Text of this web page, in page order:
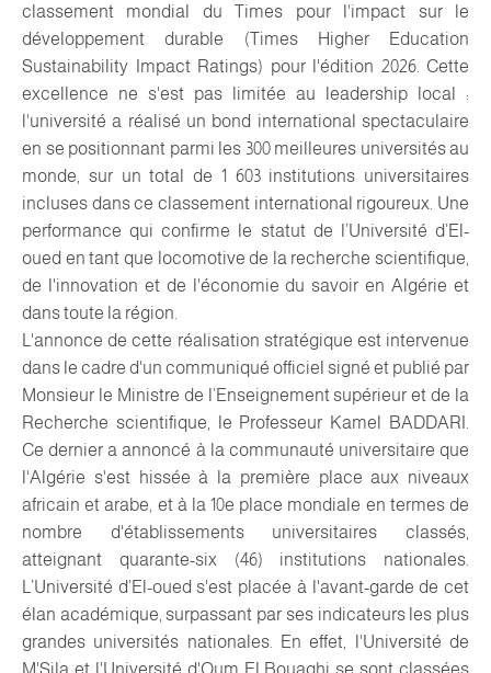
classement mondial du Times pour l'impact sur le
développement durable (Times Higher Education
Sustainability Impact Ratings) pour l'édition 2026. Cette
excellence ne s'est pas limitée au leadership local :
l'université a réalisé un bond international spectaculaire
en se positionnant parmi les 300 meilleures universités au
monde, sur un total de 1 603 institutions universitaires
incluses dans ce classement international rigoureux. Une
performance qui confirme le statut de l’Université d’El-
oued en tant que locomotive de la recherche scientifique,
de l'innovation et de l'économie du savoir en Algérie et
dans toute la région.
L'annonce de cette réalisation stratégique est intervenue
dans le cadre d'un communiqué officiel signé et publié par
Monsieur le Ministre de l’Enseignement supérieur et de la
Recherche scientifique, le Professeur Kamel BADDARI.
Ce dernier a annoncé à la communauté universitaire que
l'Algérie s'est hissée à la première place aux niveaux
africain et arabe, et à la 10e place mondiale en termes de
nombre d'établissements universitaires classés,
atteignant quarante-six (46) institutions nationales.
L’Université d’El-oued s'est placée à l'avant-garde de cet
élan académique, surpassant par ses indicateurs les plus
grandes universités nationales. En effet, l'Université de
M'Sila et l'Université d'Oum El Bouaghi se sont classées